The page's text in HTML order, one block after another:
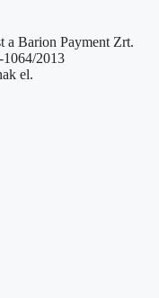
a Barion Payment Zrt.
2013
el.